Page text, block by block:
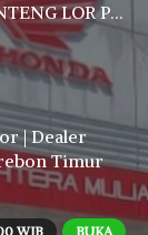
WIB BUKA
Ciledug cirebon Karang wareng cirebon
| Dealer
Timur